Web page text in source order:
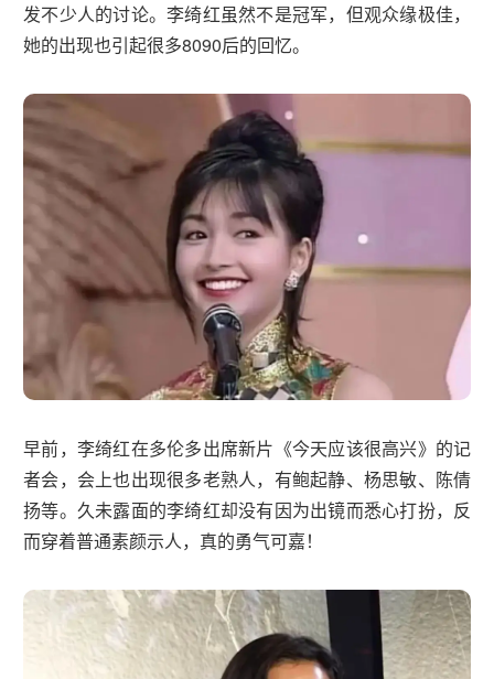
发不少人的讨论。李绮红虽然不是冠军，但观众缘极佳，
她的出现也引起很多8090后的回忆。
早前，李绮红在多伦多出席新片《今天应该很高兴》的记
者会，会上也出现很多老熟人，有鲍起静、杨思敏、陈倩
扬等。久未露面的李绮红却没有因为出镜而悉心打扮，反
而穿着普通素颜示人，真的勇气可嘉！